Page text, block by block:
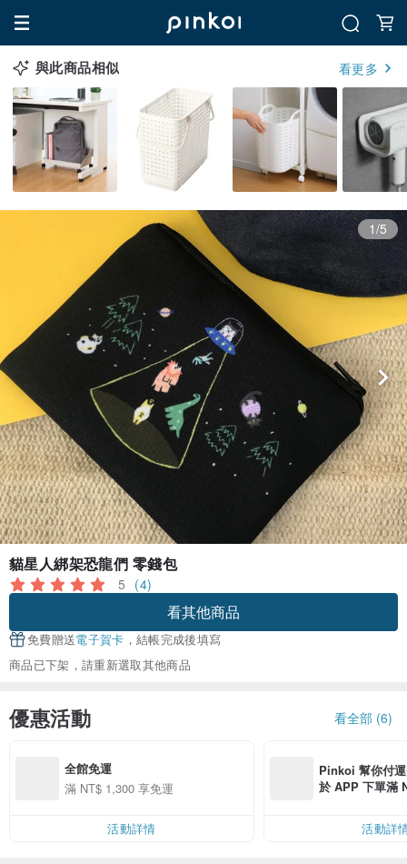
與此商品相似 看更多
1/5
貓星人綁架恐龍們 零錢包
5 (4)
看其他商品
免費贈送電子賀卡 ，結帳完成後填寫
商品已下架，請重新選取其他商品
優惠活動 看全部 (6)
全館免運
滿 NT$ 1,300 享免運
活動詳情
Pinkoi 幫你付
於 APP 下單滿
活動詳